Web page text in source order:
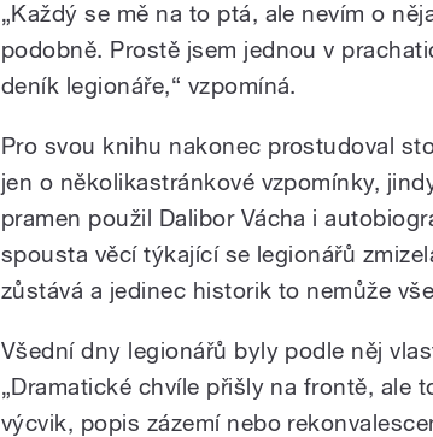
„Každý se mě na to ptá, ale nevím o
podobně. Prostě jsem jednou v
deník legionáře,“ vzpomíná.
Pro svou knihu nakonec prostudoval
jen o několikastránkové vzpomínky,
pramen použil Dalibor Vácha i
spousta věcí týkající se legionářů
zůstává a jedinec historik to nemůže
Všední dny legionářů byly podle něj
„Dramatické chvíle přišly na frontě, ale
výcvik, popis zázemí nebo